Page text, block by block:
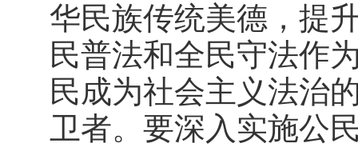
华民族传统美德，提
民普法和全民守法作
民成为社会主义法治
卫者。要深入实施公